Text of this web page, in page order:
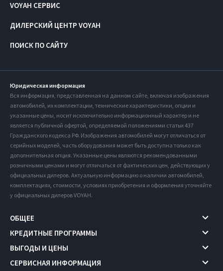
ПОИСК ПО САЙТУ
VOYAH СЕРВИС
ДИЛЕРСКИЙ ЦЕНТР VOYAH
Юридическая информация
Вся информация, представленная на данном сайте, включая изображения
автомобилей, их комплектации, технические характеристики, опции и
указанные цены, носит исключительно информационный характер и не
является публичной офертой, определяемой положениями статьи 437
Гражданского кодекса РФ. Изображения автомобилей могут отличаться от
серийных моделей, часть оборудования может быть доступна только как
дополнительная опция. Указанные цены являются рекомендованными
розничными ценами и могут отличаться от фактических цен, действующих у
официальных дилеров. Актуальную информацию о наличии автомобилей,
комплектациях, стоимости, условиях приобретения и оформления уточняйте
у официальных дилеров VOYAH.
ОБЩЕЕ
КРЕДИТНЫЕ ПРОГРАММЫ
ВЫГОДЫ И ЦЕНЫ
СЕРВИСНАЯ ИНФОРМАЦИЯ